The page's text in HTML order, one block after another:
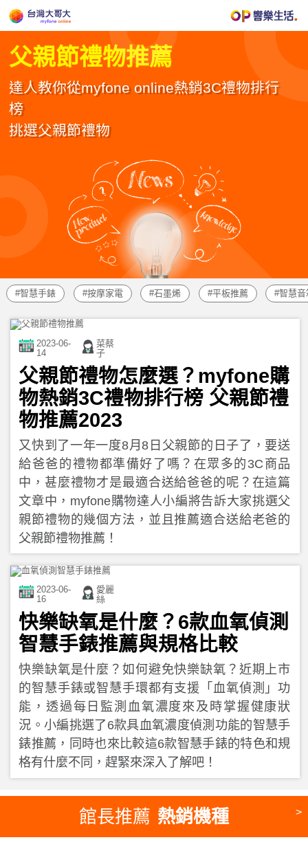
父親節禮物推薦
達人教你從myfone online熱銷3C禮物排行
榜
挑選父親節禮物
智慧手錶 按摩家電 石墨烯 平板推薦 智慧音
2023-06-
14
菜蔡
子
父親節禮物怎麼選？myfone購
物熱銷3C禮物排行榜 父親節禮
物推薦2023
又快到了一年一度8月8日父親節的日子了，要送
給爸爸的禮物都準備好了嗎？在眾多的3C商品
中，甚麼禮物才是最適合送給爸爸的呢？在這篇
文章中，myfone購物達人小編將告訴大家挑選父
親節禮物的幾個方法，並且推薦適合送給老爸的
父親節禮物推薦！
2023-06-
16
愛麗
絲
快樂缺氧是什麼？6款血氧偵測
智慧手錶推薦與規格比較
快樂缺氧是什麼？如何避免快樂缺氧？近期上市
的智慧手錶或智慧手環都有支援「血氧偵測」功
能，透過每日監測血氧濃度來及時掌握健康狀
況。小編挑選了6款具血氧濃度偵測功能的智慧手
錶推薦，同時也來比較這6款智慧手錶的特色和規
格有什麼不同，趕緊來深入了解吧！
館長推薦 熱銷機種 >